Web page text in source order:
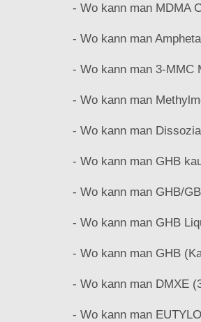
- Wo kann man MDMA
- Wo kann man
- Wo kann man 3-MMC
- Wo kann man
- Wo kann man
- Wo kann man GHB
- Wo kann man GHB/
- Wo kann man GHB
- Wo kann man GHB
- Wo kann man DMXE
- Wo kann man